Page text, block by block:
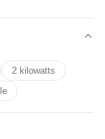
2 kilowatts